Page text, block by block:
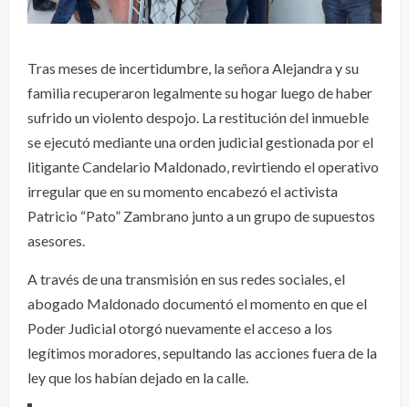
Tras meses de incertidumbre, la señora Alejandra y su
familia recuperaron legalmente su hogar luego de haber
sufrido un violento despojo. La restitución del inmueble
se ejecutó mediante una orden judicial gestionada por el
litigante Candelario Maldonado, revirtiendo el operativo
irregular que en su momento encabezó el activista
Patricio “Pato” Zambrano junto a un grupo de supuestos
asesores.
A través de una transmisión en sus redes sociales, el
abogado Maldonado documentó el momento en que el
Poder Judicial otorgó nuevamente el acceso a los
legítimos moradores, sepultando las acciones fuera de la
ley que los habían dejado en la calle.